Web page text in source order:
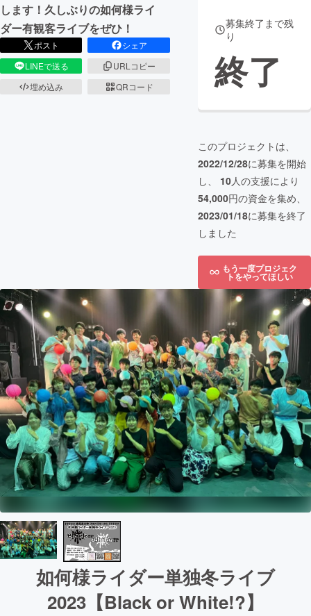
します！久しぶりの如何様ライ
ダー有観客ライブをぜひ！
ポスト
シェア
LINEで送る
URLコピー
埋め込み
QRコード
募集終了まで残
り
終了
このプロジェクトは、
2022/12/28に募集を開始
し、 10人の支援により
54,000円の資金を集め、
2023/01/18に募集を終了
しました
もう一度プロジェク
トをやってほしい
如何様ライダー単独冬ライブ
2023【Black or White!?】